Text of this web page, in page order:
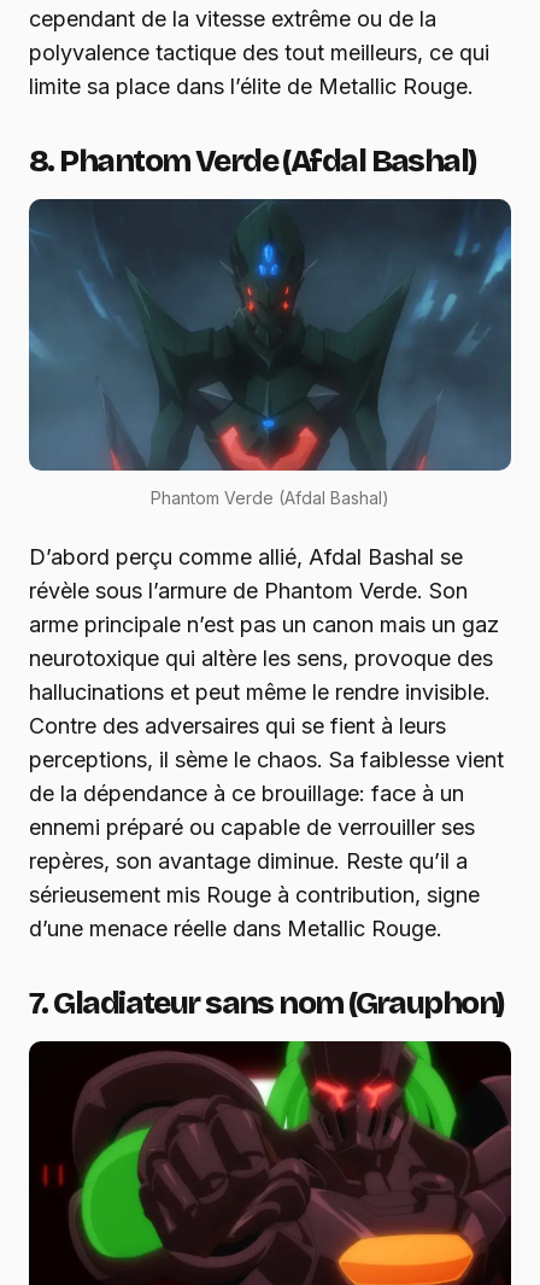
cependant de la vitesse extrême ou de la
polyvalence tactique des tout meilleurs, ce qui
limite sa place dans l’élite de Metallic Rouge.
8. Phantom Verde (Afdal Bashal)
Phantom Verde (Afdal Bashal)
D’abord perçu comme allié, Afdal Bashal se
révèle sous l’armure de Phantom Verde. Son
arme principale n’est pas un canon mais un gaz
neurotoxique qui altère les sens, provoque des
hallucinations et peut même le rendre invisible.
Contre des adversaires qui se fient à leurs
perceptions, il sème le chaos. Sa faiblesse vient
de la dépendance à ce brouillage: face à un
ennemi préparé ou capable de verrouiller ses
repères, son avantage diminue. Reste qu’il a
sérieusement mis Rouge à contribution, signe
d’une menace réelle dans Metallic Rouge.
7. Gladiateur sans nom (Grauphon)